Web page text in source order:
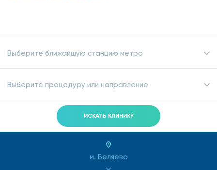
Выберите ближайшую станцию метро
Выберите процедуру или направление
ИСКАТЬ КЛИНИКУ
м. Беляево